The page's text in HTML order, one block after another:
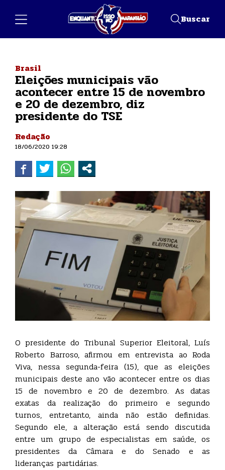
Buscar
Brasil
Eleições municipais vão
acontecer entre 15 de novembro
e 20 de dezembro, diz
presidente do TSE
Redação
18/06/2020 19:28
O presidente do Tribunal Superior Eleitoral, Luís
Roberto Barroso, afirmou em entrevista ao Roda
Viva, nessa segunda-feira (15), que as eleições
municipais deste ano vão acontecer entre os dias
15 de novembro e 20 de dezembro. As datas
exatas da realização do primeiro e segundo
turnos, entretanto, ainda não estão definidas.
Segundo ele, a alteração está sendo discutida
entre um grupo de especialistas em saúde, os
presidentes da Câmara e do Senado e as
lideranças partidárias.